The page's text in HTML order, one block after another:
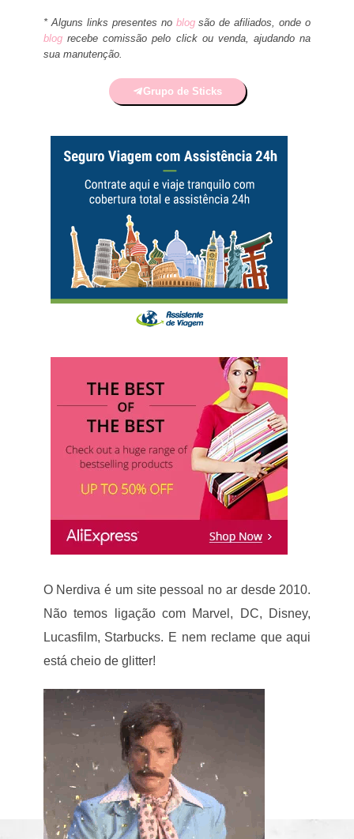
* Alguns links presentes no blogsão de afiliados, onde o
blogrecebe comissão pelo click ou venda, ajudando na
sua manutenção.
Grupo de Sticks
O Nerdiva é um site pessoal no ar desde 2010.
Não temos ligação com Marvel, DC, Disney,
Lucasfilm, Starbucks. E nem reclame que aqui
está cheio de glitter!